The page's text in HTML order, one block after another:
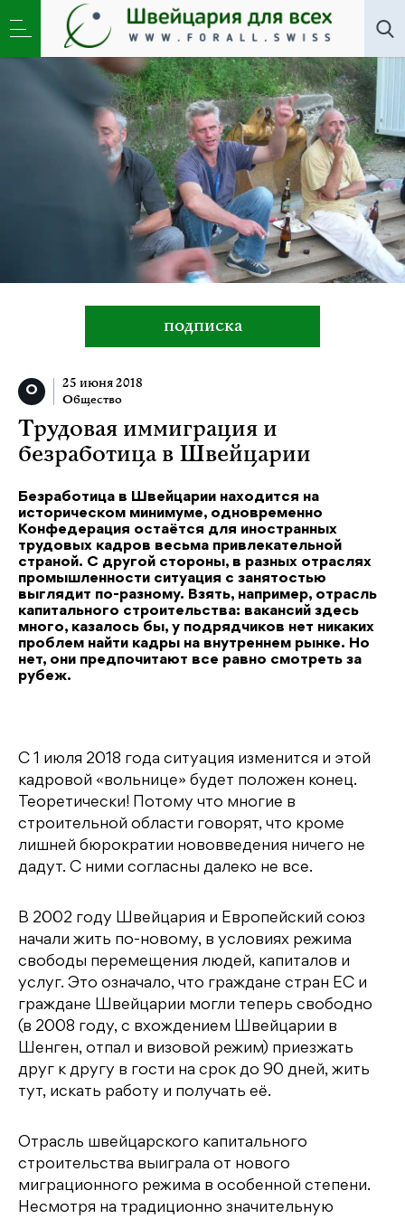
Общество»
Трудовая иммиграция и безработица в
Швейцарии
подписка
25 июня 2018
Общество
Трудовая иммиграция и
безработица в Швейцарии
Безработица в Швейцарии находится на
историческом минимуме, одновременно
Конфедерация остаётся для иностранных
трудовых кадров весьма привлекательной
страной. С другой стороны, в разных отраслях
промышленности ситуация с занятостью
выглядит по-разному. Взять, например, отрасль
капитального строительства: вакансий здесь
много, казалось бы, у подрядчиков нет никаких
проблем найти кадры на внутреннем рынке. Но
нет, они предпочитают все равно смотреть за
рубеж.
С 1 июля 2018 года ситуация изменится и этой
кадровой «вольнице» будет положен конец.
Теоретически! Потому что многие в
строительной области говорят, что кроме
лишней бюрократии нововведения ничего не
дадут. С ними согласны далеко не все.
В 2002 году Швейцария и Европейский союз
начали жить по-новому, в условиях режима
свободы перемещения людей, капиталов и
услуг. Это означало, что граждане стран ЕС и
граждане Швейцарии могли теперь свободно
(в 2008 году, с вхождением Швейцарии в
Шенген, отпал и визовой режим) приезжать
друг к другу в гости на срок до 90 дней, жить
тут, искать работу и получать её.
Отрасль швейцарского капитального
строительства выиграла от нового
миграционного режима в особенной степени.
Несмотря на традиционно значительную